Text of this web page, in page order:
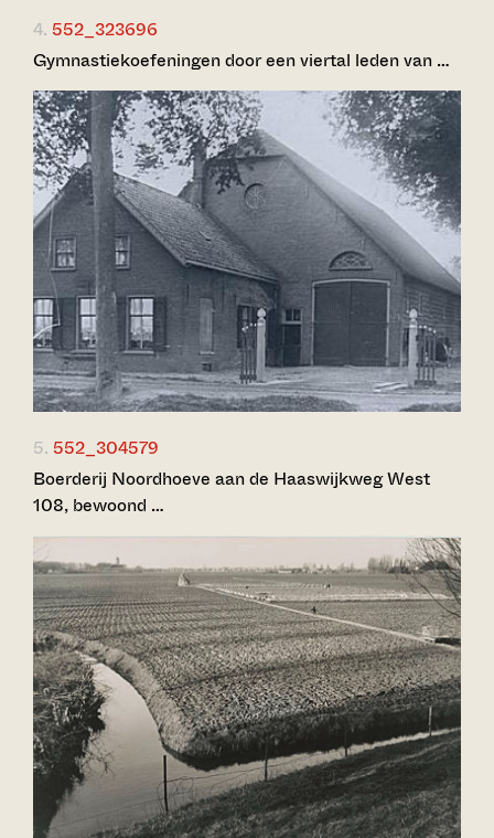
4. 552_323696
Gymnastiekoefeningen door een viertal leden van …
5. 552_304579
Boerderij Noordhoeve aan de Haaswijkweg West
108, bewoond …